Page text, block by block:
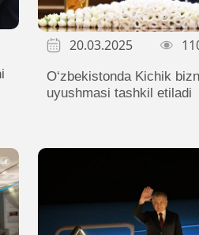
20.03.2025
O‘zbekistonda Kichik
uyushmasi tashkil etiladi